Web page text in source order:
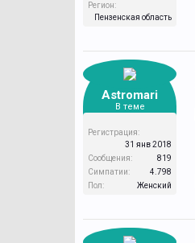
Регион:
Пензенская область
Astromari
В теме
Регистрация:
31 янв 2018
Сообщения:
819
Симпатии:
4.798
Пол:
Женский